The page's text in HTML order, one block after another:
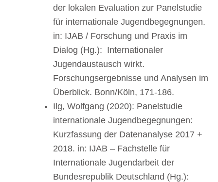
der lokalen Evaluation zur Panelstudie
für internationale Jugendbegegnungen.
in: IJAB / Forschung und Praxis im
Dialog (Hg.): Internationaler
Jugendaustausch wirkt.
Forschungsergebnisse und Analysen im
Überblick. Bonn/Köln, 171-186.
Ilg, Wolfgang (2020): Panelstudie
internationale Jugendbegegnungen:
Kurzfassung der Datenanalyse 2017 +
2018. in: IJAB – Fachstelle für
Internationale Jugendarbeit der
Bundesrepublik Deutschland (Hg.):